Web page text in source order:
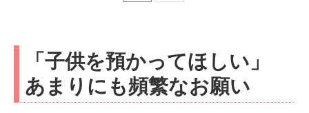
「子供を預かってほしい」
あまりにも頻繁なお願い